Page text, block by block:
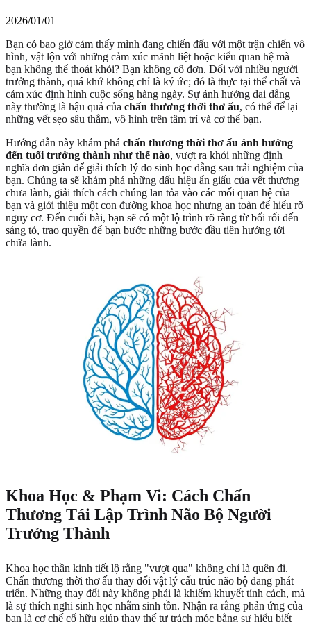
2026/01/01
Bạn có bao giờ cảm thấy mình đang chiến đấu với một trận chiến vô
hình, vật lộn với những cảm xúc mãnh liệt hoặc kiểu quan hệ mà
bạn không thể thoát khỏi? Bạn không cô đơn. Đối với nhiều người
trưởng thành, quá khứ không chỉ là ký ức; đó là thực tại thể chất và
cảm xúc định hình cuộc sống hàng ngày. Sự ảnh hưởng dai dẳng
này thường là hậu quả của chấn thương thời thơ ấu, có thể để lại
những vết sẹo sâu thẳm, vô hình trên tâm trí và cơ thể bạn.
Hướng dẫn này khám phá chấn thương thời thơ ấu ảnh hưởng
đến tuổi trưởng thành như thế nào, vượt ra khỏi những định
nghĩa đơn giản để giải thích lý do sinh học đằng sau trải nghiệm của
bạn. Chúng ta sẽ khám phá những dấu hiệu ẩn giấu của vết thương
chưa lành, giải thích cách chúng lan tỏa vào các mối quan hệ của
bạn và giới thiệu một con đường khoa học nhưng an toàn để hiểu rõ
nguy cơ. Đến cuối bài, bạn sẽ có một lộ trình rõ ràng từ bối rối đến
sáng tỏ, trao quyền để bạn bước những bước đầu tiên hướng tới
chữa lành.
Khoa Học & Phạm Vi: Cách Chấn
Thương Tái Lập Trình Não Bộ Người
Trưởng Thành
Khoa học thần kinh tiết lộ rằng "vượt qua" không chỉ là quên đi.
Chấn thương thời thơ ấu thay đổi vật lý cấu trúc não bộ đang phát
triển. Những thay đổi này không phải là khiếm khuyết tính cách, mà
là sự thích nghi sinh học nhằm sinh tồn. Nhận ra rằng phản ứng của
bạn là cơ chế cố hữu giúp thay thế tự trách móc bằng sự hiểu biết